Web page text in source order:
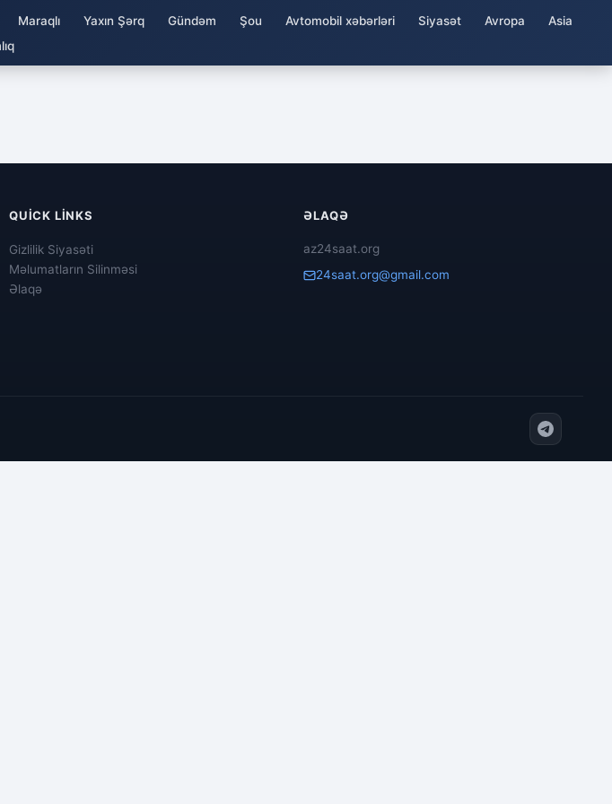
Maraqlı Yaxın Şərq Gündəm Şou Avtomobil xəbərləri Siyasət Avropa
Asia
QUICK LINKS
Gizlilik Siyasəti
Məlumatların Silinməsi
Əlaqə
ƏLAQƏ
az24saat.org
24saat.org@gmail.com